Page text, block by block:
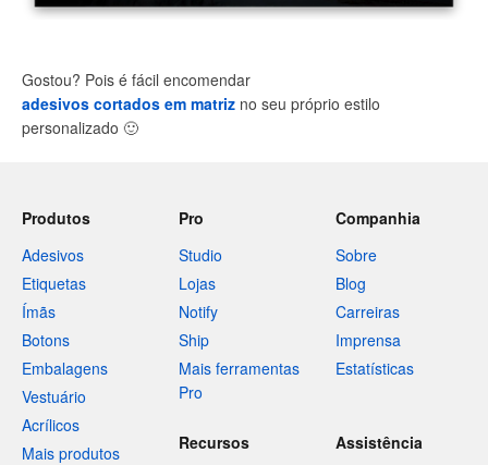
Gostou? Pois é fácil encomendar
adesivos cortados em matriz no seu próprio estilo
personalizado 🙂
Produtos
Adesivos
Etiquetas
Ímãs
Botons
Embalagens
Vestuário
Acrílicos
Mais produtos
Pro
Studio
Lojas
Notify
Ship
Mais ferramentas
Pro
Companhia
Sobre
Blog
Carreiras
Imprensa
Estatísticas
Recursos Assistência